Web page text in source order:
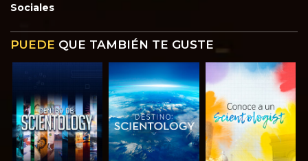
Sociales
PUEDE QUE TAMBIÉN TE GUSTE